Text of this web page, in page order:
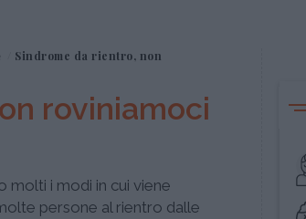
Sindrome da rientro, non
roviniamoci
molti i modi in cui viene
persone al rientro dalle